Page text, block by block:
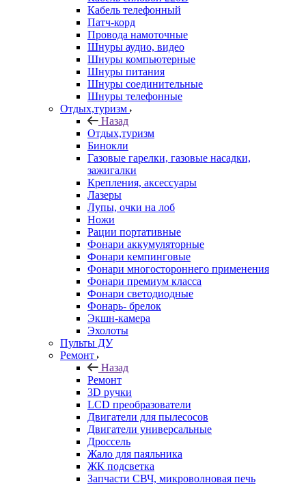
Кабель телефонный
Патч-корд
Провода намоточные
Шнуры аудио, видео
Шнуры компьютерные
Шнуры питания
Шнуры соединительные
Шнуры телефонные
Отдых,туризм
Назад
Отдых,туризм
Бинокли
Газовые гарелки, газовые насадки,
зажигалки
Крепления, аксессуары
Лазеры
Лупы, очки на лоб
Ножи
Рации портативные
Фонари аккумуляторные
Фонари кемпинговые
Фонари многостороннего применения
Фонари премиум класса
Фонари светодиодные
Фонарь- брелок
Экшн-камера
Эхолоты
Пульты ДУ
Ремонт
Назад
Ремонт
3D ручки
LCD преобразователи
Двигатели для пылесосов
Двигатели универсальные
Дроссель
Жало для паяльника
ЖК подсветка
Запчасти СВЧ, микроволновая печь